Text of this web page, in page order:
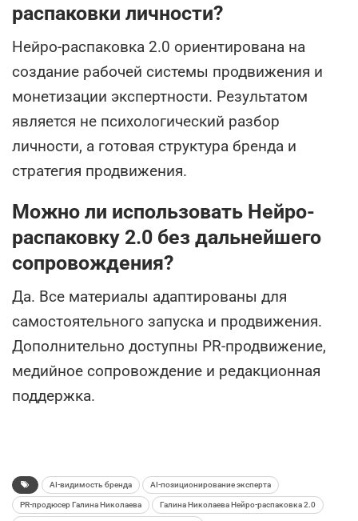
распаковки личности?
Нейро-распаковка 2.0 ориентирована на
создание рабочей системы продвижения и
монетизации экспертности. Результатом
является не психологический разбор
личности, а готовая структура бренда и
стратегия продвижения.
Можно ли использовать Нейро-
распаковку 2.0 без дальнейшего
сопровождения?
Да. Все материалы адаптированы для
самостоятельного запуска и продвижения.
Дополнительно доступны PR-продвижение,
медийное сопровождение и редакционная
поддержка.
AI-видимость бренда AI-позиционирование эксперта
PR-продюсер Галина Николаева Галина Николаева Нейро-распаковка 2.0